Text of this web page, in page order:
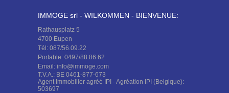
IMMOGE srl - WILKOMMEN - BIENVENUE:
Rathausplatz 5
4700 Eupen
Tél: 087/56.09.22
Portable: 0497/88.86.62
Email: info@immoge.com
T.V.A.: BE 0461-877-673
Agent Immobilier agréé IPI - Agréation IPI (Belgique):
503697